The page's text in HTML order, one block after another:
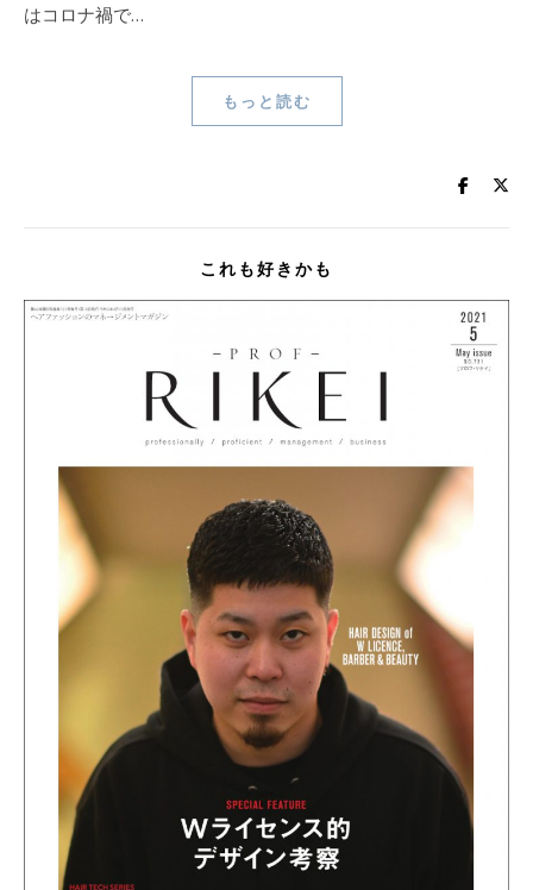
はコロナ禍で…
もっと読む
これも好きかも